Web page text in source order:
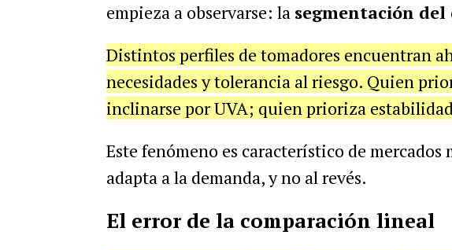
empieza a observarse: la segmentación
Distintos perfiles de tomadores encuentran
necesidades y tolerancia al riesgo. Quien
inclinarse por UVA; quien prioriza
Este fenómeno es característico de mercados
adapta a la demanda, y no al revés.
El error de la comparación lineal